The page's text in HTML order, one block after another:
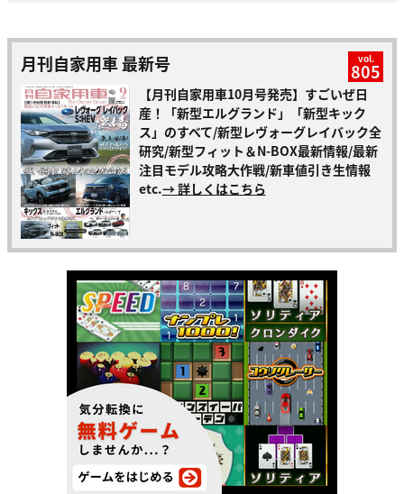
月刊自家用車 最新号 vol.
805
【月刊自家用車10月号発売】すごいぜ日
産！「新型エルグランド」「新型キック
ス」のすべて/新型レヴォーグレイバック全
研究/新型フィット＆N-BOX最新情報/最新
注目モデル攻略大作戦/新車値引き生情報
etc.→ 詳しくはこちら